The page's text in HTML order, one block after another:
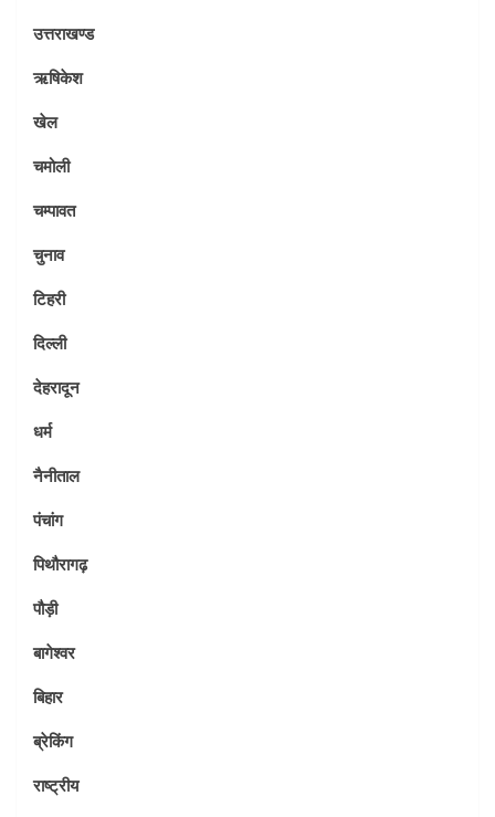
उत्तराखण्ड
ऋषिकेश
खेल
चमोली
चम्पावत
चुनाव
टिहरी
दिल्ली
देहरादून
धर्म
नैनीताल
पंचांग
पिथौरागढ़
पौड़ी
बागेश्वर
बिहार
ब्रेकिंग
राष्ट्रीय